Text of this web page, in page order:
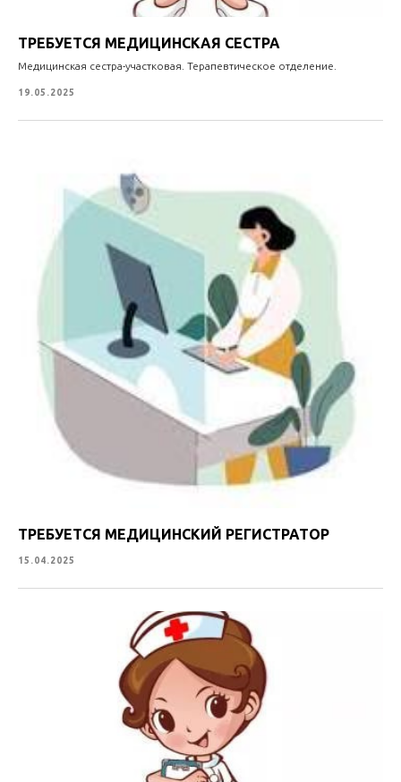
ТРЕБУЕТСЯ МЕДИЦИНСКАЯ СЕСТРА
Медицинская сестра-участковая. Терапевтическое отделение.
19.05.2025
ТРЕБУЕТСЯ МЕДИЦИНСКИЙ РЕГИСТРАТОР
15.04.2025